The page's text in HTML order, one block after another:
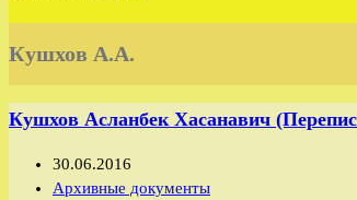
Кушхов А.А.
Кушхов Асланбек Хасанавич
Запись
опубликована:
30.06.2016
Рубрика
Архивные документы